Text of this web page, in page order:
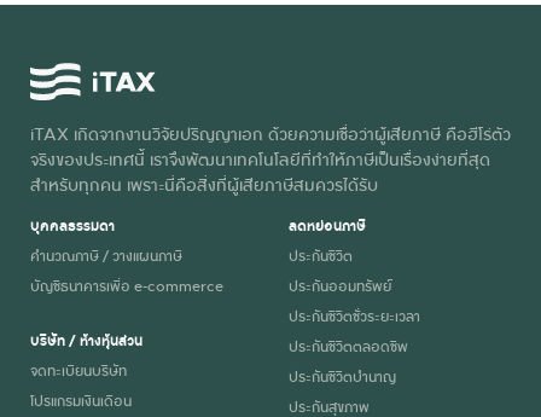
iTAX เกิดจากงานวิจัยปริญญาเอก ด้วยความเชื่อว่าผู้เสียภาษี คือฮีโร่ตัว
จริงของประเทศนี้ เราจึงพัฒนาเทคโนโลยีที่ทำให้ภาษีเป็นเรื่องง่ายที่สุด
สำหรับทุกคน เพราะนี่คือสิ่งที่ผู้เสียภาษีสมควรได้รับ
บุคคลธรรมดา
คำนวณภาษี / วางแผนภาษี
บัญชีธนาคารเพื่อ e-commerce
บริษัท / ห้างหุ้นส่วน
จดทะเบียนบริษัท
โปรแกรมเงินเดือน
ลดหย่อนภาษี
ประกันชีวิต
ประกันออมทรัพย์
ประกันชีวิตชั่วระยะเวลา
ประกันชีวิตตลอดชีพ
ประกันชีวิตบำนาญ
ประกันสุขภาพ